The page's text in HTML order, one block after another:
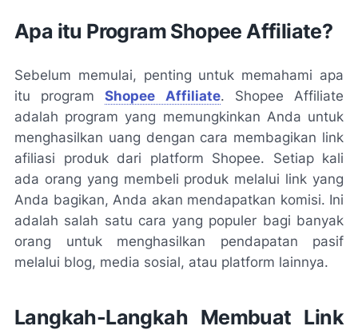
Apa itu Program Shopee Affiliate?
Sebelum memulai, penting untuk memahami apa
itu programShopee Affiliate. Shopee Affiliate
adalah program yang memungkinkan Anda untuk
menghasilkan uang dengan cara membagikan link
afiliasi produk dari platform Shopee. Setiap kali
ada orang yang membeli produk melalui link yang
Anda bagikan, Anda akan mendapatkan komisi. Ini
adalah salah satu cara yang populer bagi banyak
orang untuk menghasilkan pendapatan pasif
melalui blog, media sosial, atau platform lainnya.
Langkah-Langkah Membuat Link